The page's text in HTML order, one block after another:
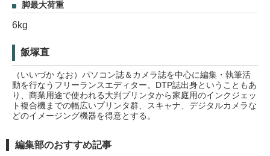
脚最大荷重
6kg
飯塚直
（いいづか なお）パソコン誌＆カメラ誌を中心に編集・執筆活
動を行なうフリーランスエディター。DTP誌出身ということもあ
り、商業用途で使われる大判プリンタから家庭用のインクジェッ
ト複合機までの幅広いプリンタ群、スキャナ、デジタルカメラな
どのイメージング機器を得意とする。
編集部のおすすめ記事